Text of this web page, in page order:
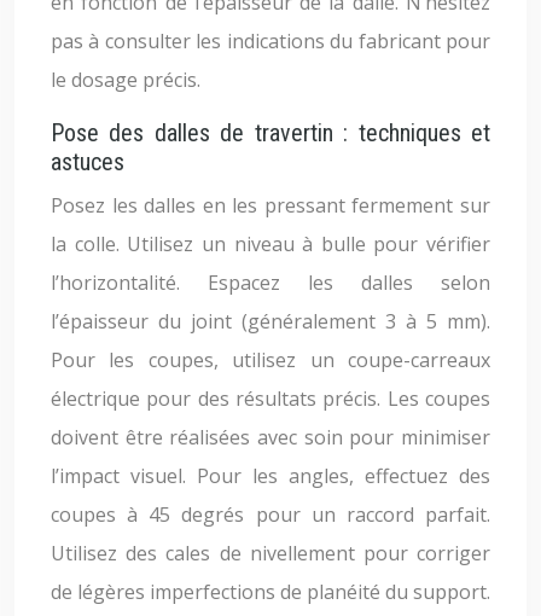
pas à consulter les indications du fabricant pour
le dosage précis.
Pose des dalles de travertin : techniques et
astuces
Posez les dalles en les pressant fermement sur
la colle. Utilisez un niveau à bulle pour vérifier
l’horizontalité. Espacez les dalles selon
l’épaisseur du joint (généralement 3 à 5 mm).
Pour les coupes, utilisez un coupe-carreaux
électrique pour des résultats précis. Les coupes
doivent être réalisées avec soin pour minimiser
l’impact visuel. Pour les angles, effectuez des
coupes à 45 degrés pour un raccord parfait.
Utilisez des cales de nivellement pour corriger
de légères imperfections de planéité du support.